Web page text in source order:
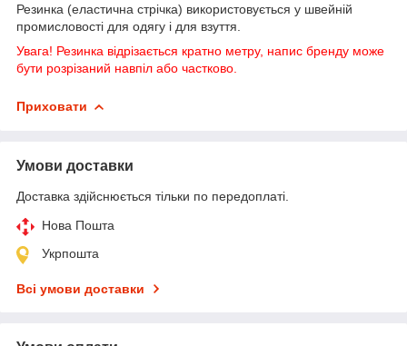
Резинка (еластична стрічка) використовується у швейній
промисловості для одягу і для взуття.
Увага! Резинка відрізається кратно метру, напис бренду може
бути розрізаний навпіл або частково.
Приховати
Умови доставки
Доставка здійснюється тільки по передоплаті.
Нова Пошта
Укрпошта
Всі умови доставки